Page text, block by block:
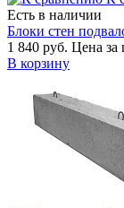
Есть в наличии
Блоки стен
1 840 руб. Цена за
В корзину